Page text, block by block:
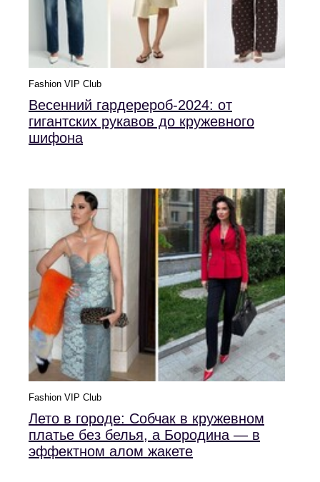
Fashion VIP Club
Весенний гардерероб-2024: от
гигантских рукавов до кружевного
шифона
Fashion VIP Club
Лето в городе: Собчак в кружевном
платье без белья, а Бородина — в
эффектном алом жакете